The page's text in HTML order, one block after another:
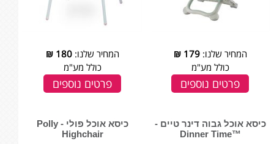
המחיר שלנו:179
₪
כולל מע"מ
פרטים נוספים
המחיר שלנו:180
₪
כולל מע"מ
פרטים נוספים
כיסא אוכל גבוה דינר טיים -
™Dinner Time
כיסא אוכל פולי - Polly
Highchair